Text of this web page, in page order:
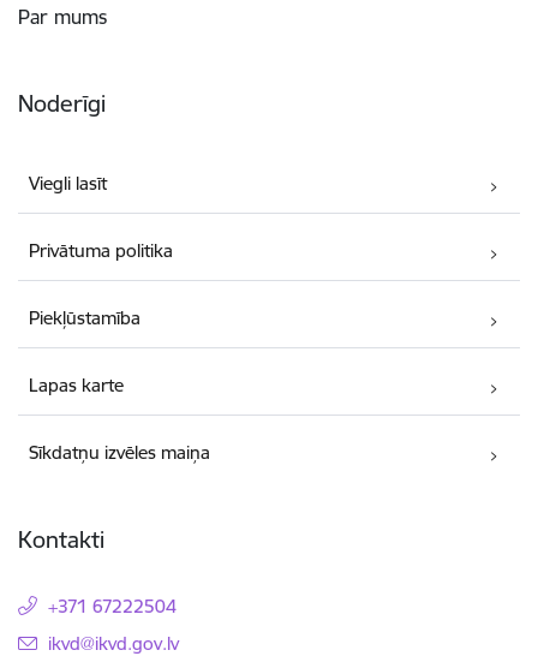
Par mums
Noderīgi
Viegli lasīt
Privātuma politika
Piekļūstamība
Lapas karte
Sīkdatņu izvēles maiņa
Kontakti
+371 67222504
E-pasts:
ikvd@ikvd.gov.lv